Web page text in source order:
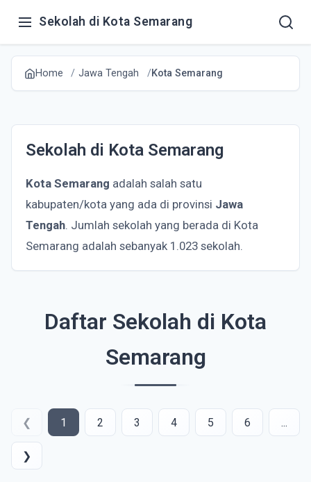
Sekolah di Kota Semarang
Home Jawa Tengah Kota Semarang
Sekolah di Kota Semarang
Kota Semarang adalah salah satu
kabupaten/kota yang ada di provinsi Jawa
Tengah. Jumlah sekolah yang berada di Kota
Semarang adalah sebanyak 1.023 sekolah.
Daftar Sekolah di Kota
Semarang
❮ 1 2 3 4 5 6 ...
❯